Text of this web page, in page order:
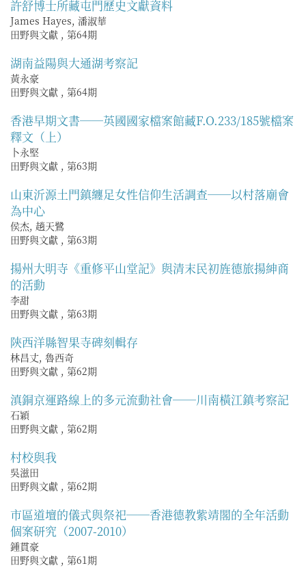
許舒博士所藏屯門歷史文獻資料
James Hayes, 潘淑華
田野與文獻 , 第64期
湖南益陽與大通湖考察記
黃永豪
田野與文獻 , 第64期
香港早期文書──英國國家檔案館藏F.O.233/185號檔案
釋文（上）
卜永堅
田野與文獻 , 第63期
山東沂源土門鎮纏足女性信仰生活調查──以村落廟會
為中心
侯杰, 趙天鷺
田野與文獻 , 第63期
揚州大明寺《重修平山堂記》與清末民初旌德旅揚紳商
的活動
李甜
田野與文獻 , 第63期
陝西洋縣智果寺碑刻輯存
林昌丈, 魯西奇
田野與文獻 , 第62期
滇銅京運路線上的多元流動社會──川南橫江鎮考察記
石穎
田野與文獻 , 第62期
村校與我
吳滋田
田野與文獻 , 第62期
市區道壇的儀式與祭祀──香港德教紫靖閣的全年活動
個案研究（2007-2010）
鍾貫豪
田野與文獻 , 第61期